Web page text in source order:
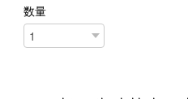
数量